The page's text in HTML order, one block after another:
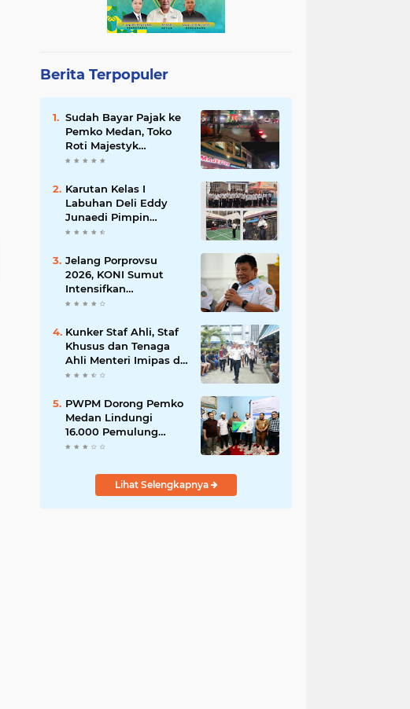
Berita Terpopuler
Sudah Bayar Pajak ke
Pemko Medan, Toko
Roti Majestyk
Terancam Gulung
Jalan Ditutup
Pedagang Angkringan
Karutan Kelas I
Labuhan Deli Eddy
Junaedi Pimpin
Upacara Peringatan
2026
Jelang Porprovsu
2026, KONI Sumut
Intensifkan
Pembinaan Atlet
Kunker Staf Ahli, Staf
Khusus dan Tenaga
Ahli Menteri Imipas di
Lembaga
I Medan: Pelayanan
Prima Dipastikan
Berjalan Optimal
PWPM Dorong Pemko
Medan Lindungi
16.000 Pemulung
Lewat BPJS
Lihat Selengkapnya